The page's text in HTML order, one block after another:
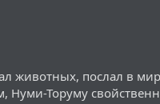
животных, послал в
Торуму